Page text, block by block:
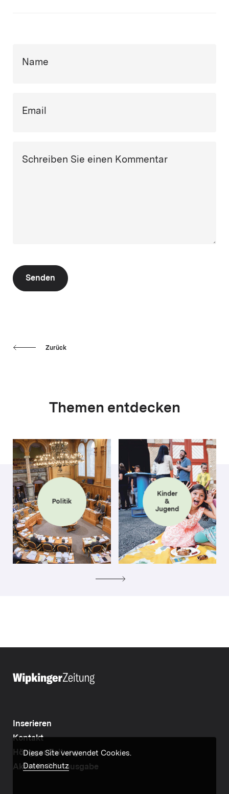
Name
Email
Schreiben Sie einen Kommentar
Senden
Zurück
Themen entdecken
Politik
Kinder
&
Jugend
Inserieren
Kontakt
Höngger Zeitung
Aktuelle Printausgabe
Diese Site verwendet Cookies.
Datenschutz